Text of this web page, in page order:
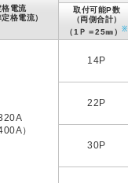
格電流
定格電流）
取付可能P数
（両側合計）
（1Ｐ＝25㎜）※
）
14P
22P
30P